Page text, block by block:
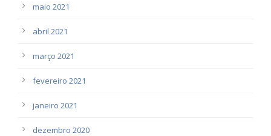
maio 2021
abril 2021
março 2021
fevereiro 2021
janeiro 2021
dezembro 2020